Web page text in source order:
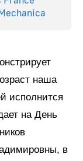
наша
исполнится
на День
в